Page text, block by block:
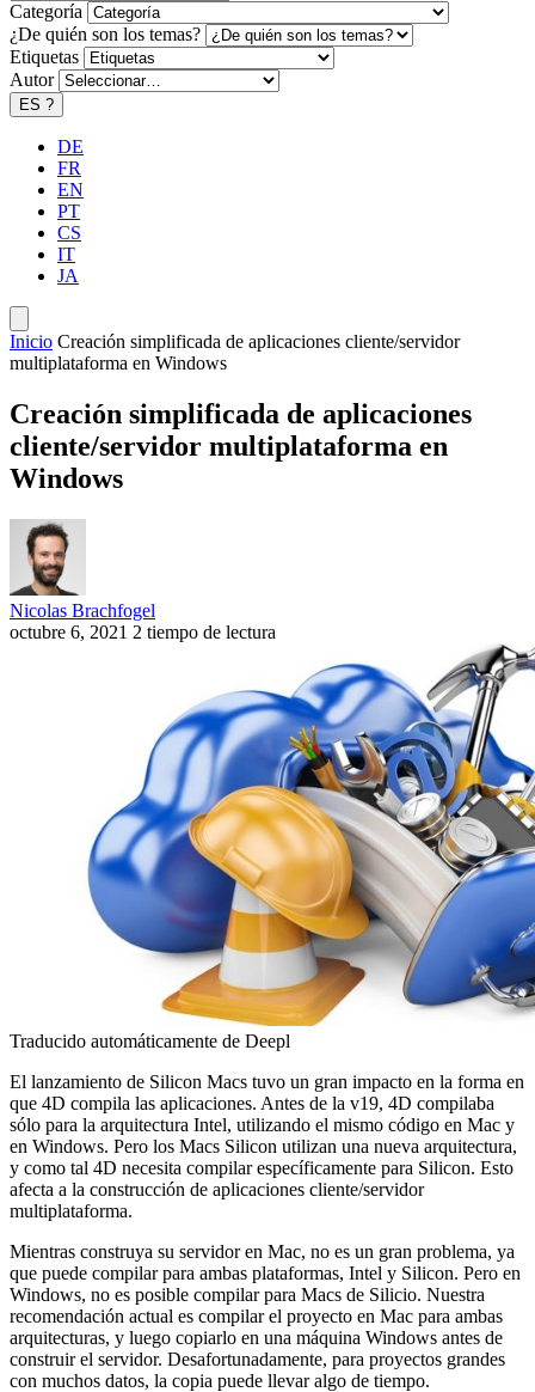
Categoría
¿De quién son los temas?
Etiquetas
Autor
ES ?
DE
FR
EN
PT
CS
IT
JA
Inicio Creación simplificada de aplicaciones cliente/servidor
multiplataforma en Windows
Creación simplificada de aplicaciones
cliente/servidor multiplataforma en
Windows
Nicolas Brachfogel
octubre 6, 2021 2 tiempo de lectura
Traducido automáticamente de Deepl
El lanzamiento de Silicon Macs tuvo un gran impacto en la forma en
que 4D compila las aplicaciones. Antes de la v19, 4D compilaba
sólo para la arquitectura Intel, utilizando el mismo código en Mac y
en Windows. Pero los Macs Silicon utilizan una nueva arquitectura,
y como tal 4D necesita compilar específicamente para Silicon. Esto
afecta a la construcción de aplicaciones cliente/servidor
multiplataforma.
Mientras construya su servidor en Mac, no es un gran problema, ya
que puede compilar para ambas plataformas, Intel y Silicon. Pero en
Windows, no es posible compilar para Macs de Silicio. Nuestra
recomendación actual es compilar el proyecto en Mac para ambas
arquitecturas, y luego copiarlo en una máquina Windows antes de
construir el servidor. Desafortunadamente, para proyectos grandes
con muchos datos, la copia puede llevar algo de tiempo.